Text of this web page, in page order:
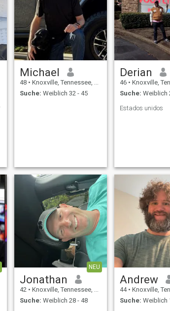
Michael
48 • Knoxville, Tennessee, USA
Suche: Weiblich 32 - 45
Derian
46 • Knoxville,
Suche: Weiblich
Estados unidos
NEU
Jonathan
42 • Knoxville, Tennessee, USA
Suche: Weiblich 28 - 48
Andrew
44 • Knoxville,
Suche: Weiblich